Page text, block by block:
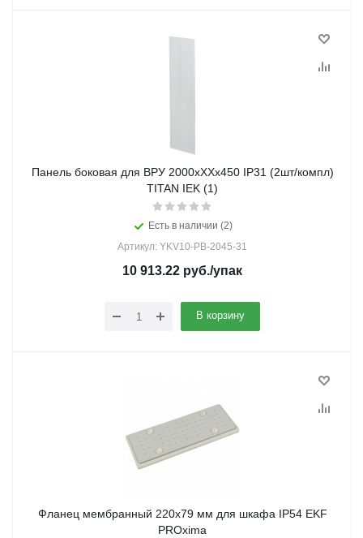
Панель боковая для ВРУ 2000хХХх450 IP31 (2шт/компл)
TITAN IEK (1)
Есть в наличии (2)
Артикул: YKV10-PB-2045-31
10 913.22 руб./упак
В корзину
Фланец мембранный 220х79 мм для шкафа IP54 EKF
PROxima